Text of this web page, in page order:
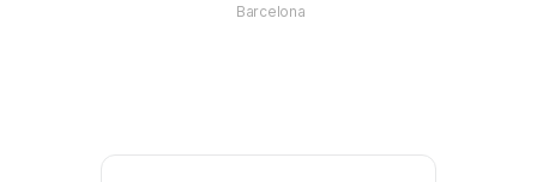
Barcelona